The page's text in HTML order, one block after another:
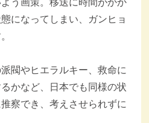
う画策。移送に時間がかか
になってしまい、ガンヒョ
閥やヒエラルキー、救命に
かなど、日本でも同様の状
察でき、考えさせられずに